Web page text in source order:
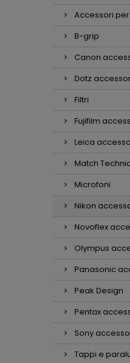
Accessori
B-grip
Canon
Dotz
Filtri
Fujifilm
Leica
Match
Microfoni
Nikon
Novoflex
Olympus
Panasonic
Peak Design
Pentax
Sony
Tappi e